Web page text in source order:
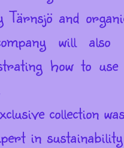
Tärnsjö and
will also
how to
collection
in